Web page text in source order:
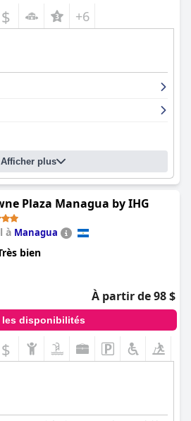
$ +6
Afficher plus
Plaza Managua by IHG
à Managua
bien
À partir de 98 $
les disponibilités
$